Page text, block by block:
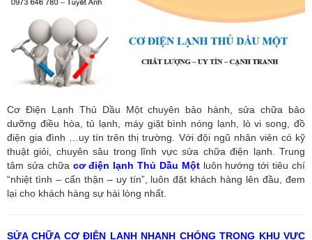
Cơ Điện Lạnh Thủ Dầu Một chuyên bảo hành, sửa chữa bảo
dưỡng điều hòa, tủ lạnh, máy giặt bình nóng lạnh, lò vi song, đồ
điện gia đình …uy tín trên thị trường. Với đội ngũ nhân viên có kỹ
thuật giỏi, chuyên sâu trong lĩnh vực sửa chữa điện lạnh. Trung
tâm sửa chữa cơ điện lạnh Thủ Dầu Mộtluôn hướng tới tiêu chí
“nhiệt tình – cẩn thận – uy tín”, luôn đặt khách hàng lên đầu, đem
lại cho khách hàng sự hài lòng nhất.
SỬA CHỮA CƠ ĐIỆN LẠNH NHANH CHÓNG TRONG KHU VỰC